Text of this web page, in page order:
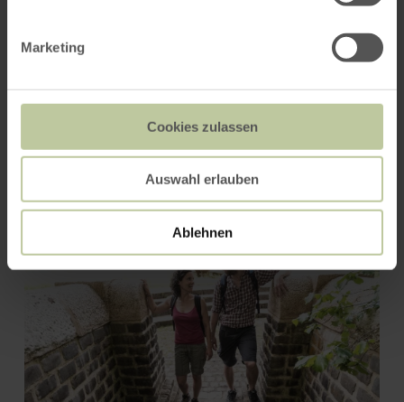
Marketing
Cookies zulassen
Auswahl erlauben
Ablehnen
Hasenberghof - Dr. Axe
Stiftung Kronenburg